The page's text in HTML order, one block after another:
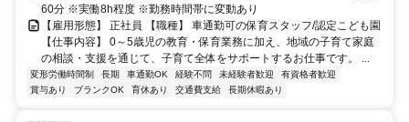
60分 ※実働8h程度 ※勤務時間帯に変動あり
【雇用形態】 正社員 【職種】 車通勤可の保育スタッフ/認定こども園
【仕事内容】 0～5歳児の教育・保育業務に加え、地域の子育て家庭
の相談・支援を通じて、子育て全体をサポートするお仕事です。 ...
変形労働時間制 長期 車通勤OK 経験不問 未経験者歓迎
有資格者歓迎
賞与あり
ブランクOK 育休あり 交通費支給 長期休暇あり